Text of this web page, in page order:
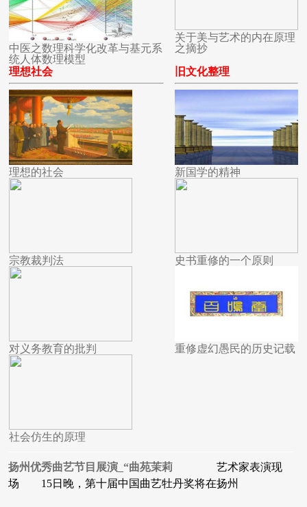
中医之数理科学化改革与基元系
统人体数理模型
关于美与艺术的内在原理
之摘抄
理想社会
理想的社会
宗教裁判法
对义务教育的批判
社会仿生的原理
旧文化整理
新国学的精神
史书重修的一个原则
重修虚幻愚民的历史记载
扬州优秀曲艺节目展演_“曲苑茉莉 艺术家表演现
场 15日晚，第十届中国曲艺牡丹奖将在扬州